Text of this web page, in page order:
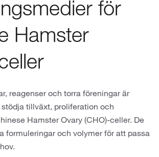
för
Hamster
reagenser och torra föreningar är
tillväxt, proliferation och
Hamster Ovary (CHO)-celler. De
formuleringar och volymer för att passa